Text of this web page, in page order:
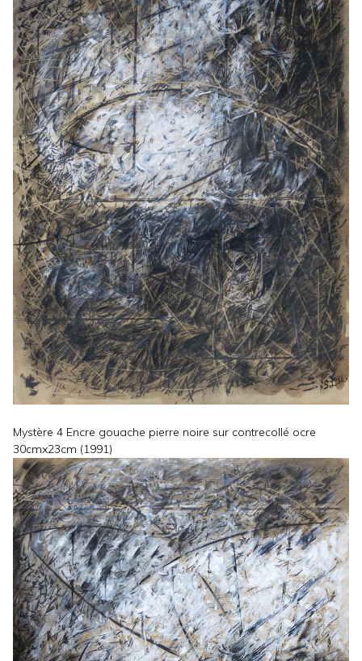
Mystère 4 Encre gouache pierre noire sur contrecollé ocre
30cmx23cm (1991)